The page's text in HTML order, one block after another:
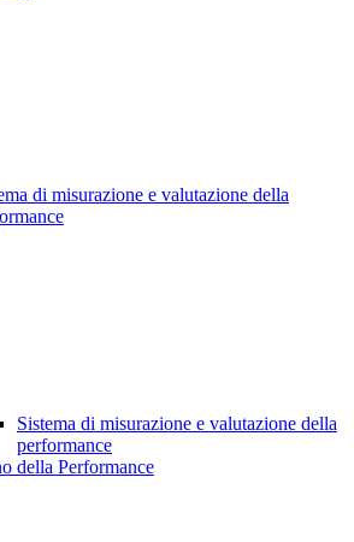
di misurazione e valutazione della
Sistema di misurazione e valutazione della
performance
della Performance